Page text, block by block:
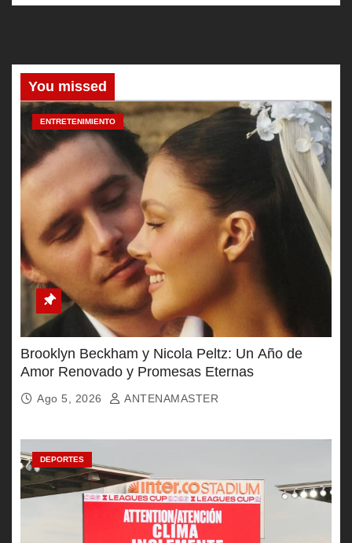
You missed
ENTRETENIMIENTO
Brooklyn Beckham y Nicola Peltz: Un Año de
Amor Renovado y Promesas Eternas
Ago 5, 2026 ANTENAMASTER
DEPORTES